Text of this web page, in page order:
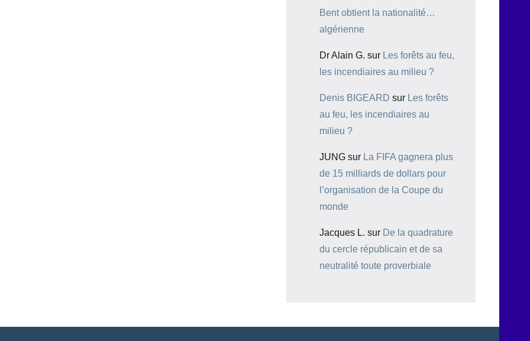
Bent obtient la nationalité…
algérienne
Dr Alain G. sur Les forêts au feu,
les incendiaires au milieu ?
Denis BIGEARD sur Les forêts
au feu, les incendiaires au
milieu ?
JUNG sur La FIFA gagnera plus
de 15 milliards de dollars pour
l’organisation de la Coupe du
monde
Jacques L. sur De la quadrature
du cercle républicain et de sa
neutralité toute proverbiale